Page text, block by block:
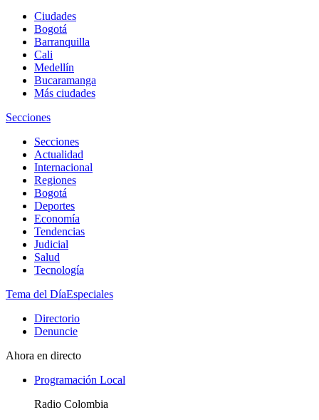
Ciudades
Bogotá
Barranquilla
Cali
Medellín
Bucaramanga
Más ciudades
Secciones
Secciones
Actualidad
Internacional
Regiones
Bogotá
Deportes
Economía
Tendencias
Judicial
Salud
Tecnología
Tema del DíaEspeciales
Directorio
Denuncie
Ahora en directo
Programación Local
Radio Colombia